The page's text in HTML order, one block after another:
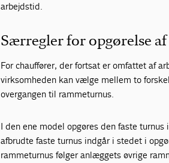
arbejdstid.
Særregler for opgørelse
For chauffører, der fortsat er omfattet af
virksomheden kan vælge mellem to
overgangen til rammeturnus.
I den ene model opgøres den faste
afbrudte faste turnus indgår i stedet i
rammeturnus følger anlæggets øvrige